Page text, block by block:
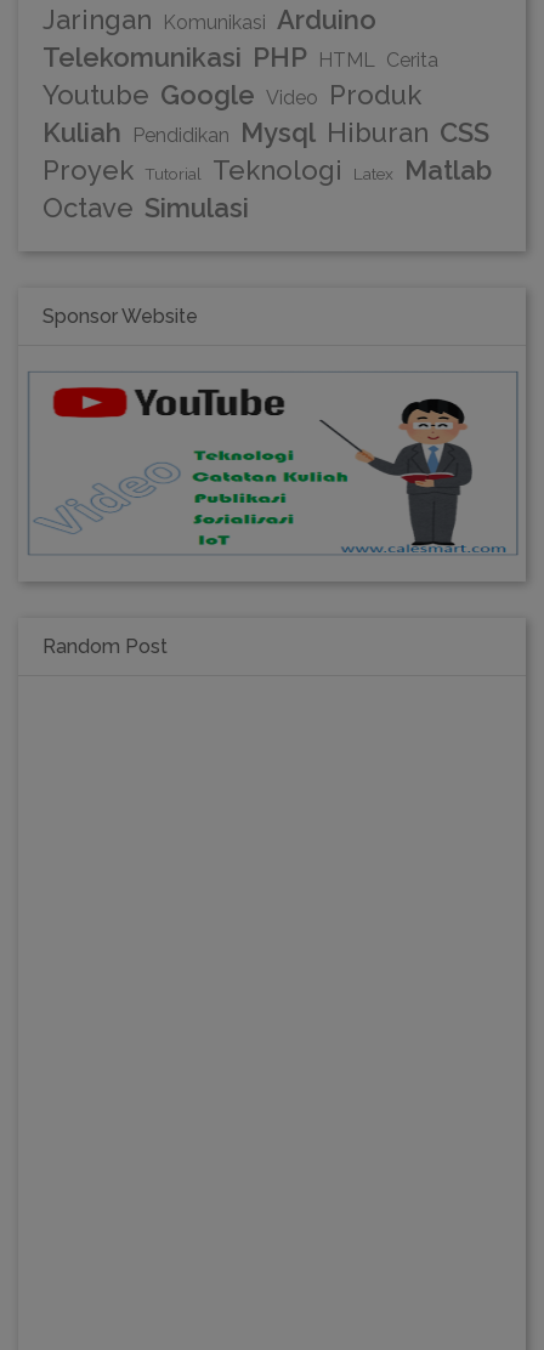
Jaringan Komunikasi Arduino
Telekomunikasi PHP HTML Cerita
Youtube Google Video
Produk
Kuliah
Pendidikan Mysql Hiburan CSS
Proyek
Tutorial Teknologi Latex
Matlab
Octave Simulasi
Sponsor Website
Random Post